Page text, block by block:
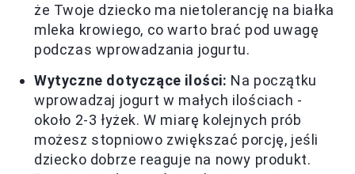
że Twoje dziecko ma nietolerancję na białka
mleka krowiego, co warto brać pod uwagę
podczas wprowadzania jogurtu.
Wytyczne dotyczące ilości: Na początku
wprowadzaj jogurt w małych ilościach -
około 2-3 łyżek. W miarę kolejnych prób
możesz stopniowo zwiększać porcję, jeśli
dziecko dobrze reaguje na nowy produkt.